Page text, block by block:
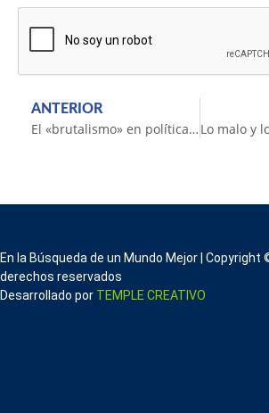
ANTERIOR
El «brutalismo» en política: el caso de Milei
En la Búsqueda de un Mundo Mejor | Copyright
derechos reservados
Desarrollado por TEMPLE CREATIVO